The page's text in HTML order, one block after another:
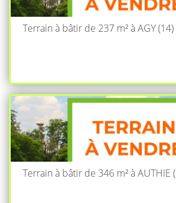
Terrain à bâtir de 237 m² à AGY (14)
Terrain à bâtir de 346 m² à AUTHIE